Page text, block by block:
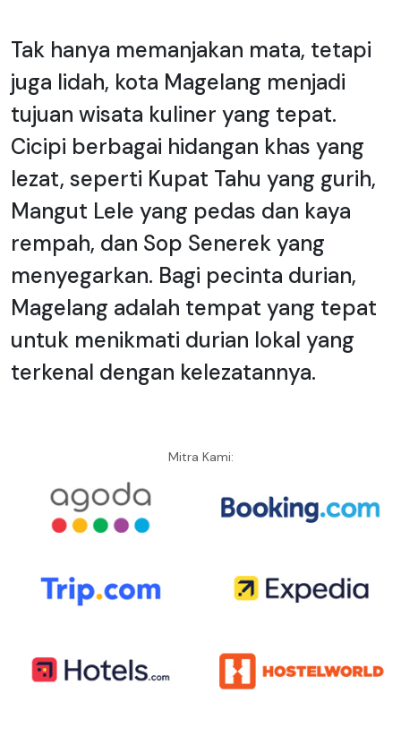
Tak hanya memanjakan mata, tetapi
juga lidah, kota Magelang menjadi
tujuan wisata kuliner yang tepat.
Cicipi berbagai hidangan khas yang
lezat, seperti Kupat Tahu yang gurih,
Mangut Lele yang pedas dan kaya
rempah, dan Sop Senerek yang
menyegarkan. Bagi pecinta durian,
Magelang adalah tempat yang tepat
untuk menikmati durian lokal yang
terkenal dengan kelezatannya.
Mitra Kami: